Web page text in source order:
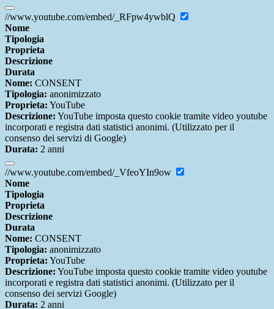
//www.youtube.com/embed/_RFpw4ywblQ
Nome
Tipologia
Proprieta
Descrizione
Durata
Nome: CONSENT
Tipologia: anonimizzato
Proprieta: YouTube
Descrizione: YouTube imposta questo cookie tramite video youtube
incorporati e registra dati statistici anonimi. (Utilizzato per il
consenso dei servizi di Google)
Durata: 2 anni
//www.youtube.com/embed/_VfeoYIn9ow
Nome
Tipologia
Proprieta
Descrizione
Durata
Nome: CONSENT
Tipologia: anonimizzato
Proprieta: YouTube
Descrizione: YouTube imposta questo cookie tramite video youtube
incorporati e registra dati statistici anonimi. (Utilizzato per il
consenso dei servizi Google)
Durata: 2 anni